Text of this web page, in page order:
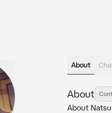
About
About
About